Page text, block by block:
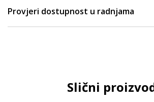
Provjeri dostupnost u radnjama
Slični